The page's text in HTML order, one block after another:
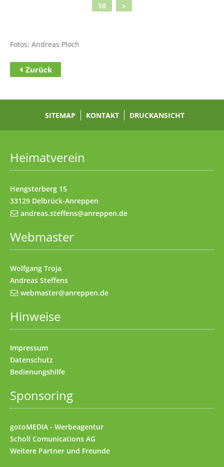
10
>
Fotos: Andreas Ploch
Zurück
Zur Hauptnavigation(Access key h)
Zur Unternavigation
(Access key u)
Startseite(Access key 1)
Impressum(Access key 8)
Kontakt(Access key 9)
SITEMAP KONTAKT DRUCKANSICHT
Heimatverein
Hengsterberg 15
33129 Delbrück-Anreppen
andreas.steffens@anreppen.de
Webmaster
Wolfgang Troja
Andreas Steffens
webmaster@anreppen.de
Hinweise
Impressum
Datenschutz
Bedienungshilfe
Sponsoring
gotoMEDIA - Werbeagentur
Scholl Comunications AG
Weitere Partner und Freunde